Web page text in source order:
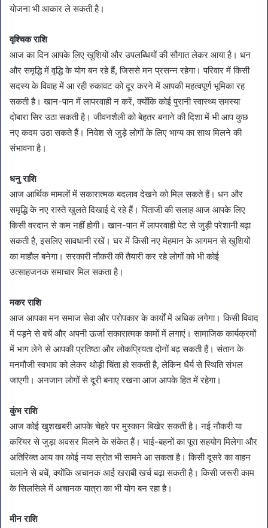
योजना भी आकार ले सकती है।
वृश्चिक राशि
आज का दिन आपके लिए खुशियों और उपलब्धियों की सौगात लेकर आया है। धन
और समृद्धि में वृद्धि के योग बन रहे हैं, जिससे मन प्रसन्न रहेगा। परिवार में किसी
सदस्य के विवाह में आ रही रुकावट को दूर करने में आपकी महत्वपूर्ण भूमिका रह
सकती है। खान-पान में लापरवाही न करें, क्योंकि कोई पुरानी स्वास्थ्य समस्या
दोबारा सिर उठा सकती है। जीवनशैली को बेहतर बनाने की दिशा में भी आप कुछ
नए कदम उठा सकते हैं। निवेश से जुड़े लोगों के लिए भाग्य का साथ मिलने की
संभावना है।
धनु राशि
आज आर्थिक मामलों में सकारात्मक बदलाव देखने को मिल सकते हैं। धन और
समृद्धि के नए रास्ते खुलते दिखाई दे रहे हैं। पिताजी की सलाह आज आपके लिए
किसी वरदान से कम नहीं होगी। खान-पान में लापरवाही पेट से जुड़ी परेशानी बढ़ा
सकती है, इसलिए सावधानी रखें। घर में किसी नए मेहमान के आगमन से खुशियों
का माहौल बनेगा। सरकारी नौकरी की तैयारी कर रहे लोगों को भी कोई
उत्साहजनक समाचार मिल सकता है।
मकर राशि
आज आपका मन समाज सेवा और परोपकार के कार्यों में अधिक लगेगा। किसी विवाद
में पड़ने से बचें और अपनी ऊर्जा सकारात्मक कामों में लगाएं। सामाजिक कार्यक्रमों
में भाग लेने से आपकी प्रतिष्ठा और लोकप्रियता दोनों बढ़ सकती हैं। संतान के
मनमौजी स्वभाव को लेकर थोड़ी चिंता हो सकती है, लेकिन धैर्य से स्थिति संभल
जाएगी। अनजान लोगों से दूरी बनाए रखना आज आपके हित में रहेगा।
कुंभ राशि
आज कोई खुशखबरी आपके चेहरे पर मुस्कान बिखेर सकती है। नई नौकरी या
करियर से जुड़ा अवसर मिलने के संकेत हैं। भाई-बहनों का पूरा सहयोग मिलेगा और
अतिरिक्त आय का कोई नया स्रोत भी सामने आ सकता है। किसी दूसरे का वाहन
चलाने से बचें, क्योंकि अचानक आई खराबी खर्च बढ़ा सकती है। किसी जरूरी काम
के सिलसिले में अचानक यात्रा का भी योग बन रहा है।
मीन राशि